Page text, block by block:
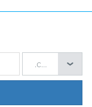
.com